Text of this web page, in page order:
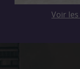
Voir